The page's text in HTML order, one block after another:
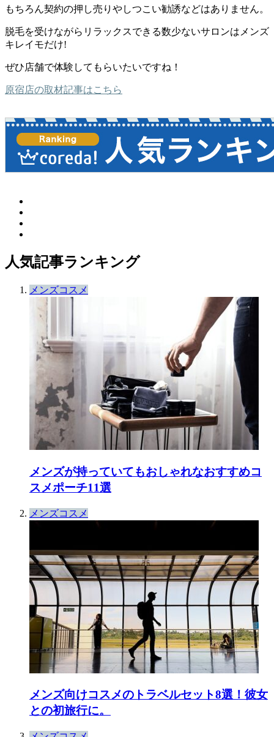
もちろん契約の押し売りやしつこい勧誘などはありません。
脱毛を受けながらリラックスできる数少ないサロンはメンズ
キレイモだけ!
ぜひ店舗で体験してもらいたいですね！
原宿店の取材記事はこちら
人気記事ランキング
メンズコスメ
メンズが持っていてもおしゃれなおすすめコ
スメポーチ11選
メンズコスメ
メンズ向けコスメのトラベルセット8選！彼女
との初旅行に。